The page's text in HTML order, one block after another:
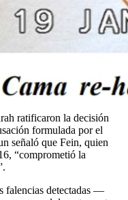
ratificaron la decisión
formulada por el
señaló que Fein, quien
“comprometió la
falencias detectadas —